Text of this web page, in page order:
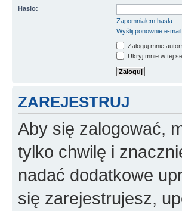
Hasło:
Zapomniałem hasła
Wyślij ponownie e-
Zaloguj mnie
Ukryj mnie w tej
ZAREJESTRUJ
Aby się zalogować,
tylko chwilę i
nadać dodatkowe
się zarejestrujesz,